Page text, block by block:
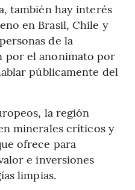
también hay interés
en Brasil, Chile y
de la
por el anonimato por
públicamente del
la región
minerales críticos y
ofrece para
e inversiones
limpias.